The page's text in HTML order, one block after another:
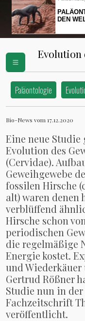
Evolution
gedacht
Paläontologie
Bio-News vom 17.12.2020
Eine neue
Evolution des
(Cervidae).
Geweihgewebe
fossilen Hirsche
alt) waren denen
verblüffend
Hirsche schon
periodischen
die regelmäßige
Energie kostet.
und Wiederkäuer
Gertrud Rößner
Studie nun in
Fachzeitschrift
veröffentlicht.